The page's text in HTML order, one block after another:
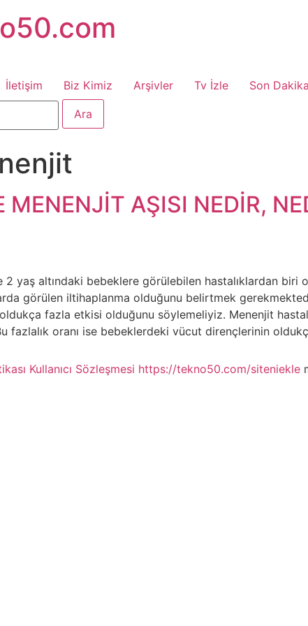
İletişim Biz Kimiz Arşivler Tv İzle Son Dakika
MENENJİT AŞISI NEDİR,
2 yaş altındaki bebeklere görülebilen hastalıklardan biri
görülen iltihaplanma olduğunu belirtmek
fazla etkisi olduğunu söylemeliyiz. Menenjit
fazlalık oranı ise bebeklerdeki vücut dirençlerinin
Kullanıcı Sözleşmesi https://tekno50.com/siteniekle